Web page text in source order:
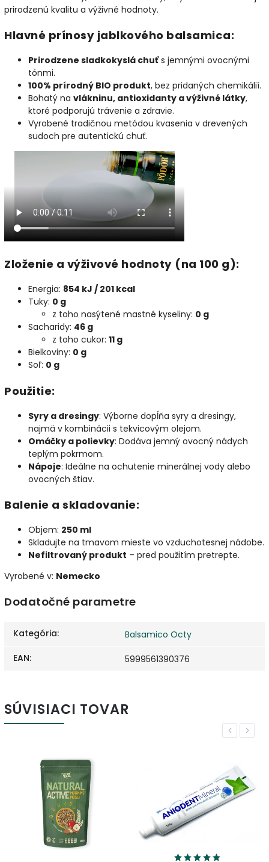
prirodzenú kvalitu a výživné hodnoty.
Hlavné prínosy jablkového balsamica:
Prirodzene sladkokyslá chuťs jemnými ovocnými
tónmi.
100% prírodný BIO produkt, bez pridaných chemikálií.
Bohatý na vlákninu, antioxidanty a výživné látky,
ktoré podporujú trávenie a zdravie.
Vyrobené tradičnou metódou kvasenia v drevených
sudoch pre autentickú chuť.
Zloženie a výživové hodnoty (na 100 g):
Energia: 854 kJ / 201 kcal
Tuky: 0 g
z toho nasýtené mastné kyseliny: 0 g
Sacharidy: 46 g
z toho cukor: 11 g
Bielkoviny: 0 g
Soľ: 0 g
Použitie:
Syry a dresingy: Výborne dopĺňa syry a dresingy,
najmä v kombinácii s tekvicovým olejom.
Omáčky a polievky: Dodáva jemný ovocný nádych
teplým pokrmom.
Nápoje: Ideálne na ochutenie minerálnej vody alebo
ovocných štiav.
Balenie a skladovanie:
Objem: 250 ml
Skladujte na tmavom mieste vo vzduchotesnej nádobe.
Nefiltrovaný produkt – pred použitím pretrepte.
Vyrobené v: Nemecko
Dodatočné parametre
Kategória:
Balsamico Octy
EAN: 5999561390376
SÚVISIACI TOVAR
Previous
Next